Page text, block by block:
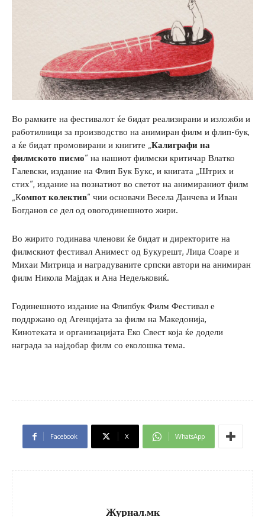
Во рамките на фестивалот ќе бидат реализирани и изложби и
работилници за производство на анимиран филм и флип-бук,
а ќе бидат промовирани и книгите „Калиграфи на
филмското писмо“ на нашиот филмски критичар Влатко
Галевски, издание на Флип Бук Букс, и книгата „Штрих и
стих“, издание на познатиот во светот на анимираниот филм
„Компот колектив“ чии основачи Весела Данчева и Иван
Богданов се дел од овогодинешното жири.
Во жирито годинава членови ќе бидат и директорите на
филмскиот фестивал Анимест од Букурешт, Лиџа Соаре и
Михаи Митрица и наградуваните српски автори на анимиран
филм Никола Мајдак и Ана Недељковиќ.
Годинешното издание на Флипбук Филм Фестивал е
поддржано од Агенцијата за филм на Македонија,
Кинотеката и организацијата Еко Свест која ќе додели
награда за најдобар филм со еколошка тема.
Facebook X WhatsApp
Журнал.мк